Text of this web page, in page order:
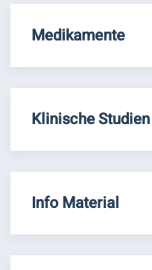
Medikamente
Klinische Studien
Info Material